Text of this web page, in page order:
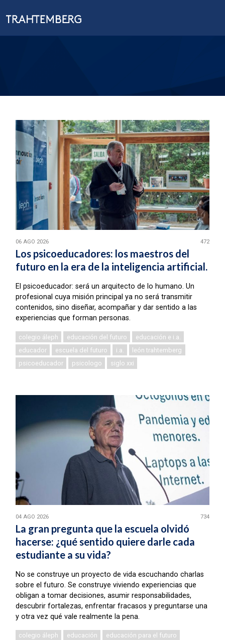
06 AGO 2026 472
Los psicoeducadores: los maestros del
futuro en la era de la inteligencia artificial.
El psicoeducador: será un arquitecto de lo humano. Un
profesional cuya misión principal ya no será transmitir
contenidos, sino diseñar, acompañar y dar sentido a las
experiencias que forman personas.
colegio áleph educación del futuro
educación e i.a.
educador
escuela del futuro i.a.
león trahtemberg
psicoeducador
psicologo siglo xxi
04 AGO 2026 734
La gran pregunta que la escuela olvidó
hacerse: ¿qué sentido quiere darle cada
estudiante a su vida?
No se construye un proyecto de vida escuchando charlas
sobre el futuro. Se construye viviendo experiencias que
obligan a tomar decisiones, asumir responsabilidades,
descubrir fortalezas, enfrentar fracasos y preguntarse una
y otra vez qué vale realmente la pena.
colegio áleph educación
educación para el futuro